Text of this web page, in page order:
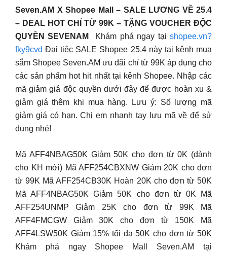
Seven.AM X Shopee Mall – SALE LƯƠNG VỀ 25.4
– DEAL HOT CHỈ TỪ 99K – TẶNG VOUCHER ĐỘC
QUYỀN SEVENAM
Khám phá ngay tạishopee.vn?
fky9cvd Đại tiệc SALE Shopee 25.4 này tại kênh mua
sắm Shopee Seven.AM ưu đãi chỉ từ 99K áp dụng cho
các sản phẩm hot hit nhất tại kênh Shopee. Nhập các
mã giảm giá độc quyền dưới đây để được hoàn xu &
giảm giá thêm khi mua hàng. Lưu ý: Số lượng mã
giảm giá có hạn. Chị em nhanh tay lưu mã về để sử
dụng nhé!
Mã AFF4NBAG50K Giảm 50K cho đơn từ 0K (dành
cho KH mới) Mã AFF254CBXNW Giảm 20K cho đơn
từ 99K Mã AFF254CB30K Hoàn 20K cho đơn từ 50K
Mã AFF4NBAG50K Giảm 50K cho đơn từ 0K Mã
AFF254UNMP Giảm 25K cho đơn từ 99K Mã
AFF4FMCGW Giảm 30K cho đơn từ 150K Mã
AFF4LSW50K Giảm 15% tối đa 50K cho đơn từ 50K
Khám phá ngay Shopee Mall Seven.AM tại